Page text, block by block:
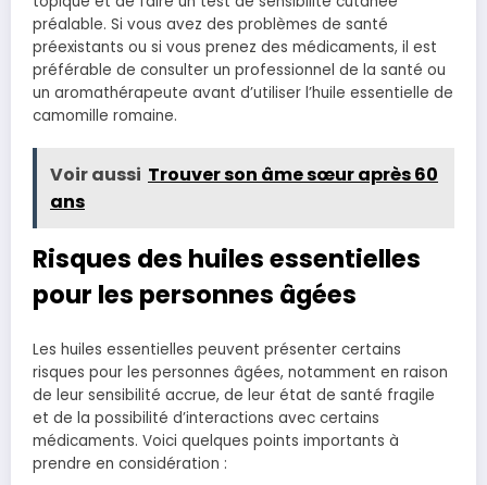
préalable. Si vous avez des problèmes de santé
préexistants ou si vous prenez des médicaments, il est
préférable de consulter un professionnel de la santé ou
un aromathérapeute avant d’utiliser l’huile essentielle de
camomille romaine.
Voir aussi Trouver son âme sœur après 60
ans
Risques des huiles essentielles
pour les personnes âgées
Les huiles essentielles peuvent présenter certains
risques pour les personnes âgées, notamment en raison
de leur sensibilité accrue, de leur état de santé fragile
et de la possibilité d’interactions avec certains
médicaments. Voici quelques points importants à
prendre en considération :